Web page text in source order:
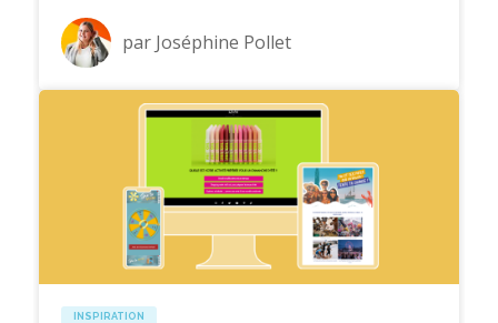
par Joséphine Pollet
INSPIRATION